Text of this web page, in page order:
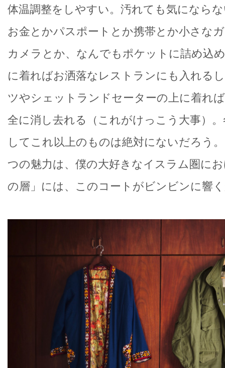
体温調整をしやすい。汚れても気になら
お金とかパスポートとか携帯とか小さな
カメラとか、なんでもポケットに詰め込
に着ればお洒落なレストランにも入れる
ツやシェットランドセーターの上に着れ
全に消し去れる（これがけっこう大事）
してこれ以上のものは絶対にないだろう
つの魅力は、僕の大好きなイスラム圏に
の層」には、このコートがビンビンに響